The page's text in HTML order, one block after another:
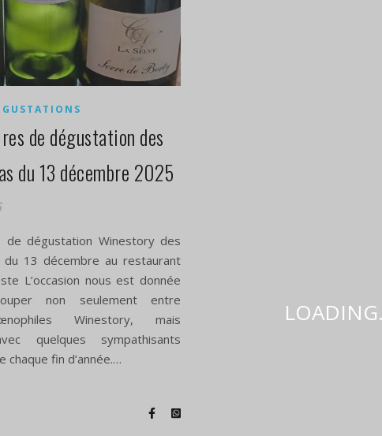
de dégustation des
du 13 décembre 2025
de dégustation Winestory des
13 décembre au restaurant
L’occasion nous est donnée
non seulement entre
Winestory, mais
quelques sympathisants
chaque fin d’année.…